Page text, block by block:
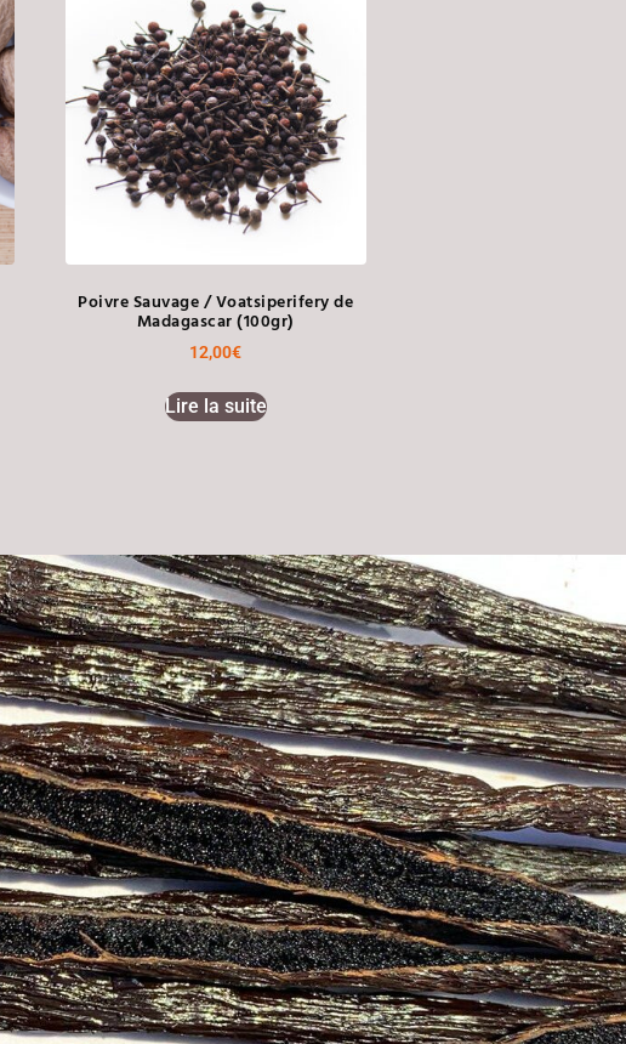
Poivre Sauvage / Voatsiperifery de
Madagascar (100gr)
12,00€
Lire la suite